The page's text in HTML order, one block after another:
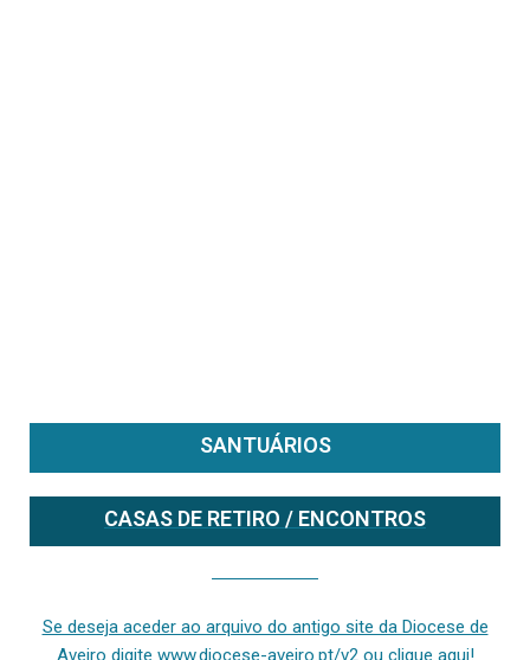
SANTUÁRIOS
CASAS DE RETIRO / ENCONTROS
Se deseja aceder ao arquivo do antigo site da Diocese de
Aveiro digite www.diocese-aveiro.pt/v2 ou clique aqui!